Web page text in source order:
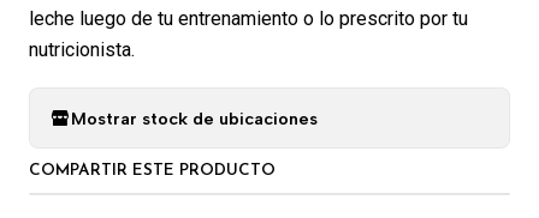
leche luego de tu entrenamiento o lo prescrito por tu
nutricionista.
Mostrar stock de ubicaciones
COMPARTIR ESTE PRODUCTO